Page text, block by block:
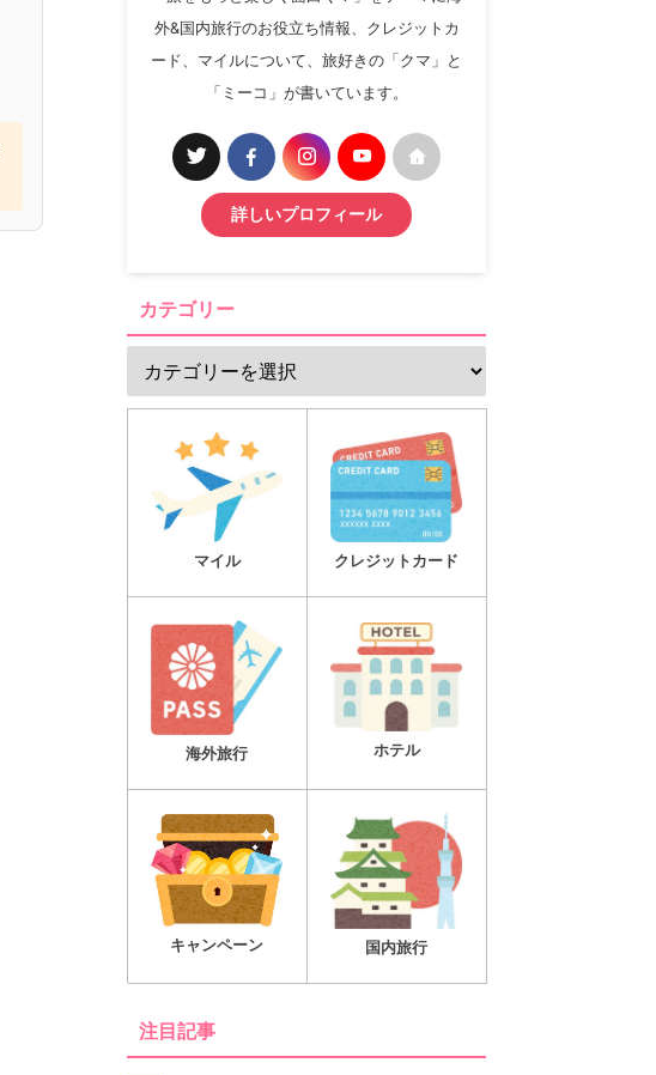
外&国内旅行のお役立ち情報、クレジットカ
ード、マイルについて、旅好きの「クマ」と
「ミーコ」が書いています。
詳しいプロフィール
カテゴリー
マイル クレジットカード
海外旅行 ホテル
キャンペーン 国内旅行
注目記事